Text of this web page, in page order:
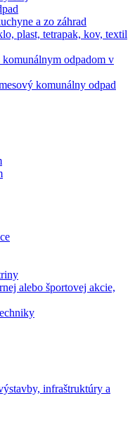
a zo záhrad
plast, tetrapak, kov, textil
komunálnym odpadom v
komunálny odpad
alebo športovej akcie,
infraštruktúry a